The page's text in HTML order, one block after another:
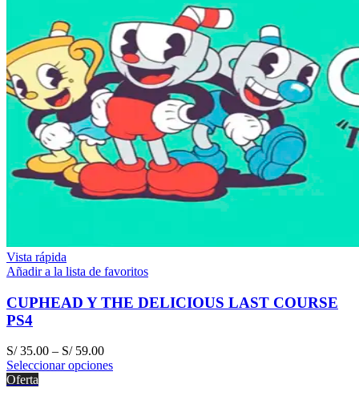
Vista rápida
Añadir a la lista de favoritos
CUPHEAD Y THE DELICIOUS LAST COURSE
PS4
S/35.00 – S/59.00
Seleccionar opciones
Oferta